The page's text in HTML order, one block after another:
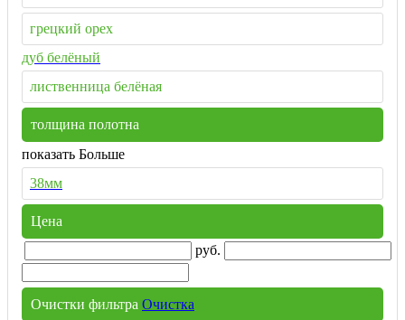
грецкий орех
дуб белёный
лиственница белёная
толщина полотна
показать Больше
38мм
Цена
руб.
Очистки фильтра Очистка